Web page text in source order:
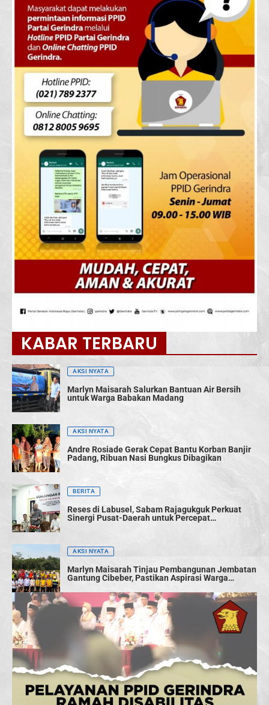
KABAR TERBARU
AKSI NYATA
Marlyn Maisarah Salurkan Bantuan Air Bersih
untuk Warga Babakan Madang
AKSI NYATA
Andre Rosiade Gerak Cepat Bantu Korban Banjir
Padang, Ribuan Nasi Bungkus Dibagikan
BERITA
Reses di Labusel, Sabam Rajagukguk Perkuat
Sinergi Pusat-Daerah untuk Percepat
AKSI NYATA
Marlyn Maisarah Tinjau Pembangunan Jembatan
Gantung Cibeber, Pastikan Aspirasi Warga